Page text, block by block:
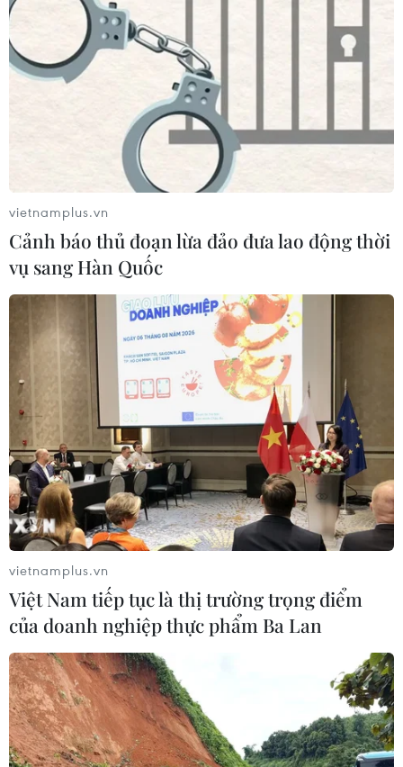
vietnamplus.vn
Cảnh báo thủ đoạn lừa đảo đưa lao động thời
vụ sang Hàn Quốc
vietnamplus.vn
Việt Nam tiếp tục là thị trường trọng điểm
của doanh nghiệp thực phẩm Ba Lan